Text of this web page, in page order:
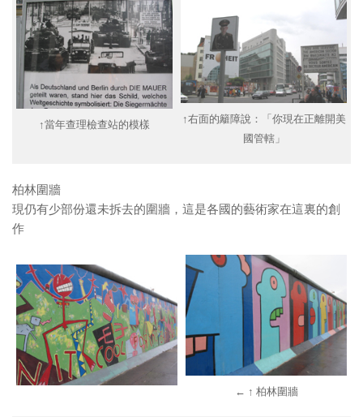
↑當年查理檢查站的模樣
↑右面的籬障說：「你現在正離開美
國管轄」
柏林圍牆
現仍有少部份還未拆去的圍牆，這是各國的藝術家在這裏的創
作
← ↑ 柏林圍牆